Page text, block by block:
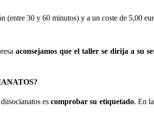
(entre 30 y 60 minutos) y a un coste de 5,00
aconsejamos que el taller se dirija a su
escomprobar su etiquetado. En